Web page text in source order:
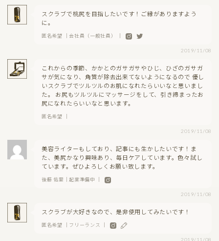
スクラブで桃尻を目指したいです！ご縁がありますよう
に。
匿名希望 ｜会社員（一般社員） ｜
2019/11/08
これからの季節、かかとのガサガサやひじ、ひざのガサガ
サが気になり、角質が除去出来てないようになるので 優し
いスクラブでツルツルのお肌になれたらいいなと思いまし
た。 お尻もツルツルにマッサージをして、引き締まったお
尻になれたらいいなと思います。
匿名希望 ｜
2019/11/08
美容ライターもしており、記事にも生かしたいです！ま
た、美尻かなり興味あり、毎日ケアしています。色々試し
ています。ぜひよろしくお願い致します。
後藤 佑里｜起業準備中 ｜
2019/11/08
スクラブが大好きなので、是非使用してみたいです！
匿名希望 ｜フリーランス ｜
2019/11/08